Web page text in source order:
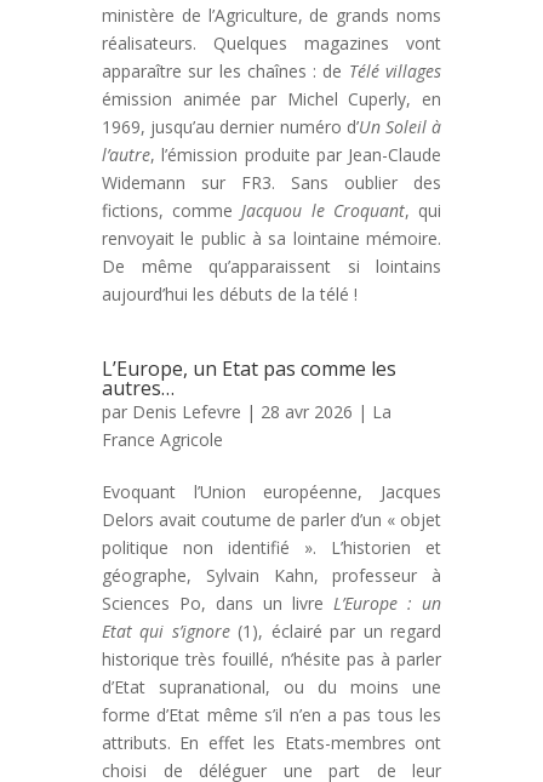
ministère de l’Agriculture, de grands noms
réalisateurs. Quelques magazines vont
apparaître sur les chaînes : de Télé villages
émission animée par Michel Cuperly, en
1969, jusqu’au dernier numéro d’Un Soleil à
l’autre, l’émission produite par Jean-Claude
Widemann sur FR3. Sans oublier des
fictions, commeJacquou le Croquant, qui
renvoyait le public à sa lointaine mémoire.
De même qu’apparaissent si lointains
aujourd’hui les débuts de la télé !
L’Europe, un Etat pas comme les
autres…
par Denis Lefevre | 28 avr 2026 | La
France Agricole
Evoquant l’Union européenne, Jacques
Delors avait coutume de parler d’un « objet
politique non identifié ». L’historien et
géographe, Sylvain Kahn, professeur à
Sciences Po, dans un livre L’Europe : un
Etat qui s’ignore(1), éclairé par un regard
historique très fouillé, n’hésite pas à parler
d’Etat supranational, ou du moins une
forme d’Etat même s’il n’en a pas tous les
attributs. En effet les Etats-membres ont
choisi de déléguer une part de leur